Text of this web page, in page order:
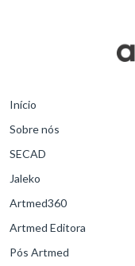
Início
Sobre nós
SECAD
Jaleko
Artmed360
Artmed Editora
Pós Artmed